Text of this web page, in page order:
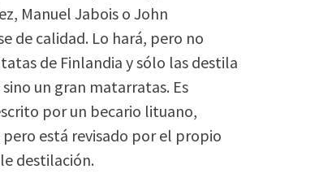
Manuel Jabois o John
de calidad. Lo hará, pero no
de Finlandia y sólo las destila
un gran matarratas. Es
por un becario lituano,
pero está revisado por el propio
destilación.